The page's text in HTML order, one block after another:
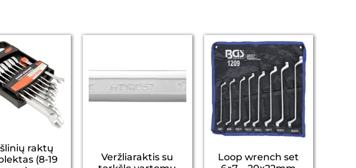
raktų
(8-19
Veržliaraktis su
Loop wrench set